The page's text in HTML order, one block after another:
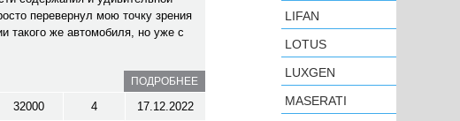
перевернул мою точку зрения
такого же автомобиля, но уже с
ПОДРОБНЕЕ
32000 4 17.12.2022
LIFAN
LOTUS
LUXGEN
MASERATI